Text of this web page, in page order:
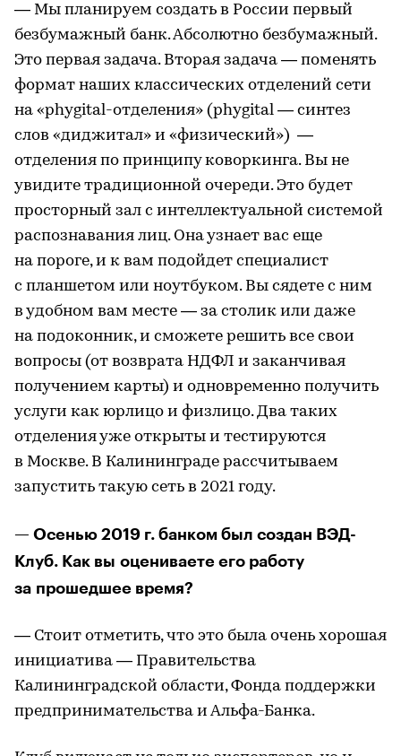
— Мы планируем создать в России первый
безбумажный банк. Абсолютно безбумажный.
Это первая задача. Вторая задача — поменять
формат наших классических отделений сети
на «phygital-отделения» (phygital — синтез
слов «диджитал» и «физический») —
отделения по принципу коворкинга. Вы не
увидите традиционной очереди. Это будет
просторный зал с интеллектуальной системой
распознавания лиц. Она узнает вас еще
на пороге, и к вам подойдет специалист
с планшетом или ноутбуком. Вы сядете с ним
в удобном вам месте — за столик или даже
на подоконник, и сможете решить все свои
вопросы (от возврата НДФЛ и заканчивая
получением карты) и одновременно получить
услуги как юрлицо и физлицо. Два таких
отделения уже открыты и тестируются
в Москве. В Калининграде рассчитываем
запустить такую сеть в 2021 году.
— Осенью 2019 г. банком был создан ВЭД-
Клуб. Как вы оцениваете его работу
за прошедшее время?
— Стоит отметить, что это была очень хорошая
инициатива — Правительства
Калининградской области, Фонда поддержки
предпринимательства и Альфа-Банка.